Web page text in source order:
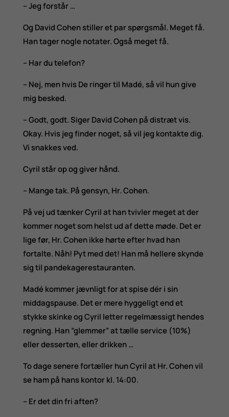
– Jeg forstår …
Og David Cohen stiller et par spørgsmål. Meget få.
Han tager nogle notater. Også meget få.
– Har du telefon?
– Nej, men hvis De ringer til Madé, så vil hun give
mig besked.
– Godt, godt. Siger David Cohen på distræt vis.
Okay. Hvis jeg finder noget, så vil jeg kontakte dig.
Vi snakkes ved.
Cyril står op og giver hånd.
– Mange tak. På gensyn, Hr. Cohen.
På vej ud tænker Cyril at han tvivler meget at der
kommer noget som helst ud af dette møde. Det er
lige før, Hr. Cohen ikke hørte efter hvad han
fortalte. Nåh! Pyt med det! Han må hellere skynde
sig til pandekagerestauranten.
Madé kommer jævnligt for at spise dér i sin
middagspause. Det er mere hyggeligt end et
stykke skinke og Cyril letter regelmæssigt hendes
regning. Han ”glemmer” at tælle service (10%)
eller desserten, eller drikken …
To dage senere fortæller hun Cyril at Hr. Cohen vil
se ham på hans kontor kl. 14:00.
– Er det din fri aften?